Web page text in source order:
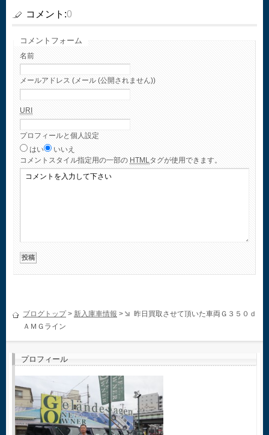
コメント:0
コメントフォーム
名前
メールアドレス (メール (公開されません))
URI
プロフィールと個人設定
はい
いいえ
コメント スタイル指定用の一部の HTML タグが使用できます。
ブログトップ> 新入庫車情報 >
昨日買取させて頂いた車両Ｇ３５０ｄ
ＡＭＧライン
プロフィール